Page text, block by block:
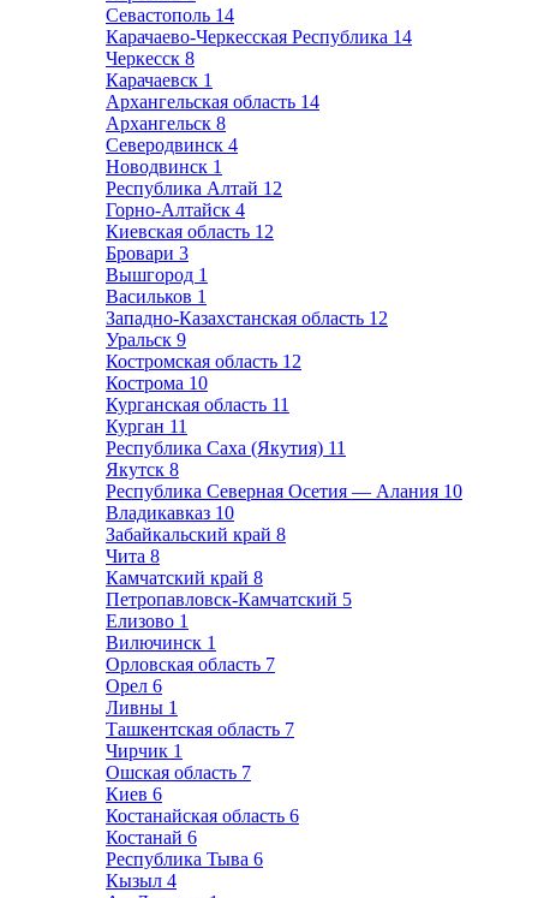
Севастополь 14
Карачаево-Черкесская Республика 14
Черкесск 8
Карачаевск 1
Архангельская область 14
Архангельск 8
Северодвинск 4
Новодвинск 1
Республика Алтай 12
Горно-Алтайск 4
Киевская область 12
Бровари 3
Вышгород 1
Васильков 1
Западно-Казахстанская область 12
Уральск 9
Костромская область 12
Кострома 10
Курганская область 11
Курган 11
Республика Саха (Якутия) 11
Якутск 8
Республика Северная Осетия — Алания 10
Владикавказ 10
Забайкальский край 8
Чита 8
Камчатский край 8
Петропавловск-Камчатский 5
Елизово 1
Вилючинск 1
Орловская область 7
Орел 6
Ливны 1
Ташкентская область 7
Чирчик 1
Ошская область 7
Киев 6
Костанайская область 6
Костанай 6
Республика Тыва 6
Кызыл 4